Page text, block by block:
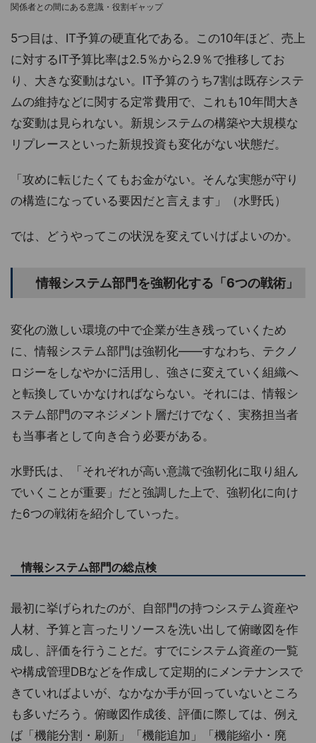
関係者との間にある意識・役割ギャップ
5つ目は、IT予算の硬直化である。この10年ほど、売上
に対するIT予算比率は2.5％から2.9％で推移してお
り、大きな変動はない。IT予算のうち7割は既存システ
ムの維持などに関する定常費用で、これも10年間大き
な変動は見られない。新規システムの構築や大規模な
リプレースといった新規投資も変化がない状態だ。
「攻めに転じたくてもお金がない。そんな実態が守り
の構造になっている要因だと言えます」（水野氏）
では、どうやってこの状況を変えていけばよいのか。
情報システム部門を強靭化する「6つの戦術」
変化の激しい環境の中で企業が生き残っていくため
に、情報システム部門は強靭化――すなわち、テクノ
ロジーをしなやかに活用し、強さに変えていく組織へ
と転換していかなければならない。それには、情報シ
ステム部門のマネジメント層だけでなく、実務担当者
も当事者として向き合う必要がある。
水野氏は、「それぞれが高い意識で強靭化に取り組ん
でいくことが重要」だと強調した上で、強靭化に向け
た6つの戦術を紹介していった。
情報システム部門の総点検
最初に挙げられたのが、自部門の持つシステム資産や
人材、予算と言ったリソースを洗い出して俯瞰図を作
成し、評価を行うことだ。すでにシステム資産の一覧
や構成管理DBなどを作成して定期的にメンテナンスで
きていればよいが、なかなか手が回っていないところ
も多いだろう。俯瞰図作成後、評価に際しては、例え
ば「機能分割・刷新」「機能追加」「機能縮小・廃